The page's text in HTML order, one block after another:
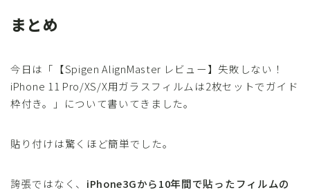
まとめ
今日は「【Spigen AlignMaster レビュー】失敗しない！
iPhone 11 Pro/XS/X用ガラスフィルムは2枚セットでガイド
枠付き。」について書いてきました。
貼り付けは驚くほど簡単でした。
誇張ではなく、 iPhone3Gから10年間で貼ったフィルムの